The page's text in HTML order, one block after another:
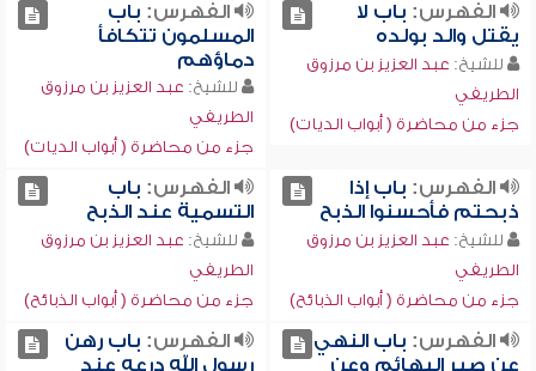
الفهرس: باب لا
يقتل والد بولده
للشيخ: عبد العزيز بن مرزوق
الطريفي
جزء من محاضرة ( أبواب الديات)
الفهرس: باب
المسلمون تتكافأ
دماؤهم
للشيخ: عبد العزيز بن مرزوق
الطريفي
جزء من محاضرة ( أبواب الديات)
الفهرس: باب إذا
ذبحتم فأحسنوا الذبح
للشيخ: عبد العزيز بن مرزوق
الطريفي
جزء من محاضرة ( أبواب الذبائح)
الفهرس: باب
التسمية عند الذبح
للشيخ: عبد العزيز بن مرزوق
الطريفي
جزء من محاضرة ( أبواب الذبائح)
الفهرس: باب النهي
عن صبر البهائم وعن
الفهرس: باب رهن
رسول الله درعه عند